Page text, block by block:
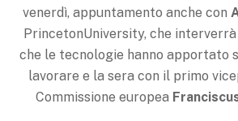
venerdì, appuntamento anche con
PrincetonUniversity, che
che le tecnologie hanno apportato
lavorare e la sera con il primo
Commissione europea